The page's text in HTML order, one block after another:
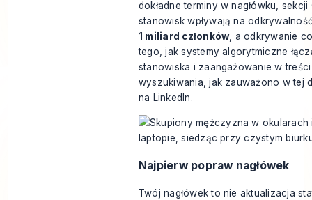
dokładne terminy w nagłówku,
stanowisk wpływają na
1 miliard członków, a odkrywanie
tego, jak systemy algorytmiczne
stanowiska i zaangażowanie w
wyszukiwania, jak zauważono w tej
na LinkedIn.
Najpierw popraw nagłówek
Twój nagłówek to nie aktualizacja